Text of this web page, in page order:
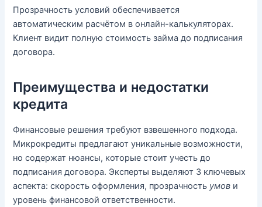
Прозрачность условий обеспечивается
автоматическим расчётом в онлайн-калькуляторах.
Клиент видит полную стоимость займа до подписания
договора.
Преимущества и недостатки
кредита
Финансовые решения требуют взвешенного подхода.
Микрокредиты предлагают уникальные возможности,
но содержат нюансы, которые стоит учесть до
подписания договора. Эксперты выделяют 3 ключевых
аспекта: скорость оформления, прозрачность умов и
уровень финансовой ответственности.